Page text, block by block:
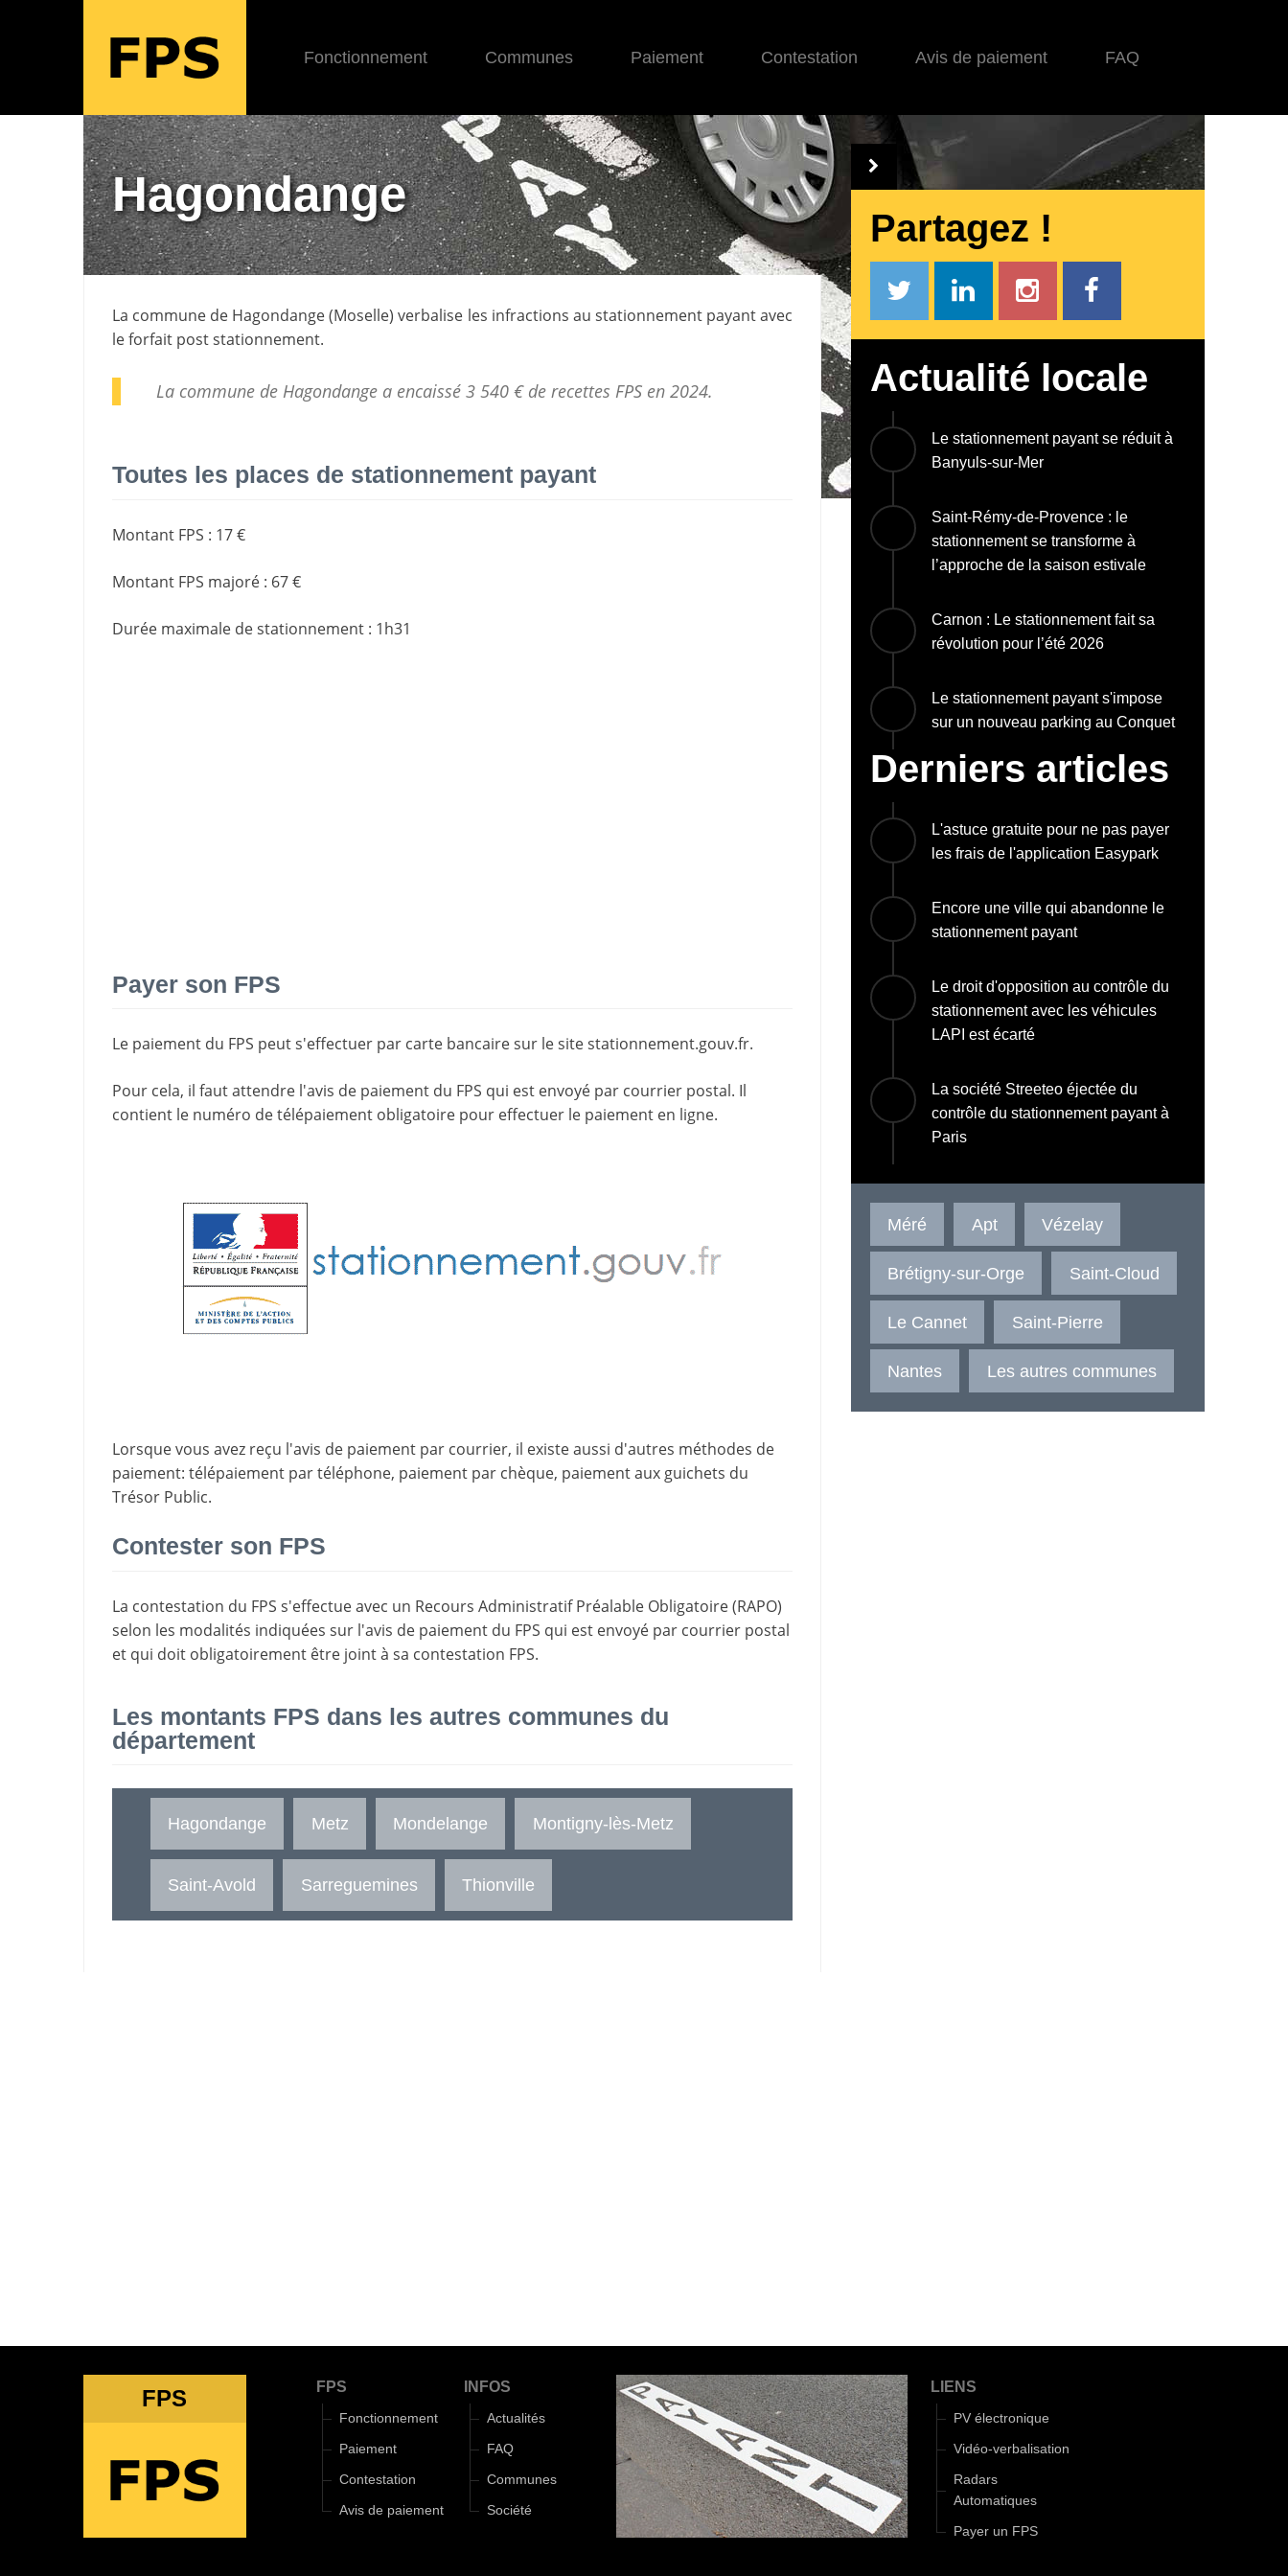
Fonctionnement Communes Paiement Contestation Avis de paiement FAQ
Hagondange
La commune de Hagondange(Moselle) verbalise les infractions au stationnement payant avec
le forfait post stationnement.
La commune de Hagondange a encaissé 3 540 € de recettes FPSen 2024.
Toutes les places de stationnement payant
Montant FPS : 17 €
Montant FPS majoré : 67 €
Durée maximale de stationnement : 1h31
Payer son FPS
Le paiement du FPS peut s'effectuer par carte bancaire sur le sitestationnement.gouv.fr.
Pour cela, il faut attendre l'avis de paiement du FPS qui est envoyé par courrier postal. Il
contient le numéro de télépaiement obligatoire pour effectuer le paiement en ligne.
Lorsque vous avez reçu l'avis de paiement par courrier, il existe aussi d'autres méthodes de
paiement: télépaiement par téléphone, paiement par chèque, paiement aux guichets du
Trésor Public.
Contester son FPS
La contestation du FPS s'effectue avec un Recours Administratif Préalable Obligatoire (RAPO)
selon les modalités indiquées sur l'avis de paiement du FPS qui est envoyé par courrier postal
et qui doit obligatoirement être joint à sa contestation FPS.
Les montants FPS dans les autres communes du
département
Hagondange Metz Mondelange Montigny-lès-Metz
Saint-Avold Sarreguemines Thionville
Partagez !
Actualité locale
Le stationnement payant se réduit à
Banyuls-sur-Mer
Saint-Rémy-de-Provence : le
stationnement se transforme à
l’approche de la saison estivale
Carnon : Le stationnement fait sa
révolution pour l’été 2026
Le stationnement payant s'impose
sur un nouveau parking au Conquet
Derniers articles
L'astuce gratuite pour ne pas payer
les frais de l'application Easypark
Encore une ville qui abandonne le
stationnement payant
Le droit d'opposition au contrôle du
stationnement avec les véhicules
LAPI est écarté
La société Streeteo éjectée du
contrôle du stationnement payant à
Paris
Méré Apt Vézelay
Brétigny-sur-Orge Saint-Cloud
Le Cannet Saint-Pierre
Nantes Les autres communes
FPS FPS
Fonctionnement
Paiement
Contestation
Avis de paiement
INFOS
Actualités
FAQ
Communes
Société
LIENS
PV électronique
Vidéo-verbalisation
Radars
Automatiques
Payer un FPS